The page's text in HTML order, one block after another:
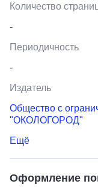
Количество
-
Периодичность
-
Издатель
Общество с
"ОКОЛОГОРОД"
Ещё
Оформление